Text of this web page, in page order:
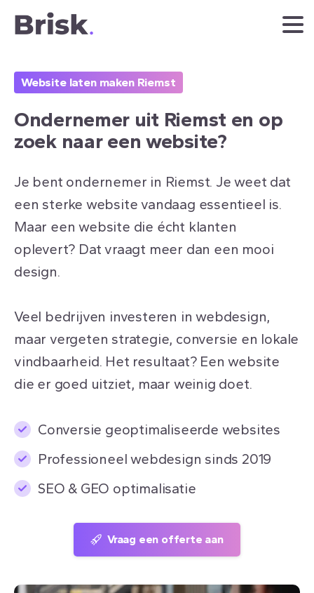
Website laten maken Riemst
Ondernemer uit Riemst en op
zoek naar een website?
Je bent ondernemer in Riemst. Je weet dat
een sterke website vandaag essentieel is.
Maar een website die écht klanten
oplevert? Dat vraagt meer dan een mooi
design.
Veel bedrijven investeren in webdesign,
maar vergeten strategie, conversie en lokale
vindbaarheid. Het resultaat? Een website
die er goed uitziet, maar weinig doet.
Conversie geoptimaliseerde websites
Professioneel webdesign sinds 2019
SEO & GEO optimalisatie
Vraag een offerte aan